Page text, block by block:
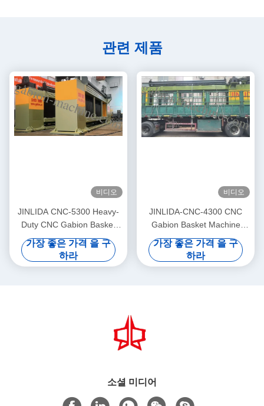
관련 제품
비디오
JINLIDA CNC-5300 Heavy-
Duty CNC Gabion Basket
Welding Machine 5300mm
Width Double Twist Mesh
Production Equipment
가장 좋은 가격 을 구
하라
비디오
JINLIDA-CNC-4300 CNC
Gabion Basket Machine
4300mm Working Width
Servo-Driven Double Twist
Mesh Equipment
가장 좋은 가격 을 구
하라
소셜 미디어